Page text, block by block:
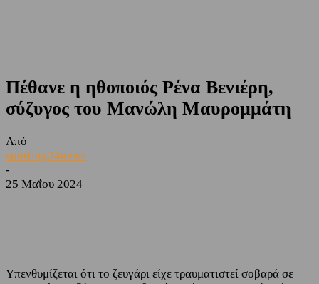
Πέθανε η ηθοποιός Ρένα Βενιέρη,
σύζυγος του Μανώλη Μαυρομμάτη
Από
sporting24news
-
25 Μαΐου 2024
Υπενθυμίζεται ότι το ζευγάρι είχε τραυματιστεί σοβαρά σε